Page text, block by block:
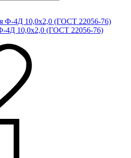
4Д 10,0x2,0 (ГОСТ 22056-76)